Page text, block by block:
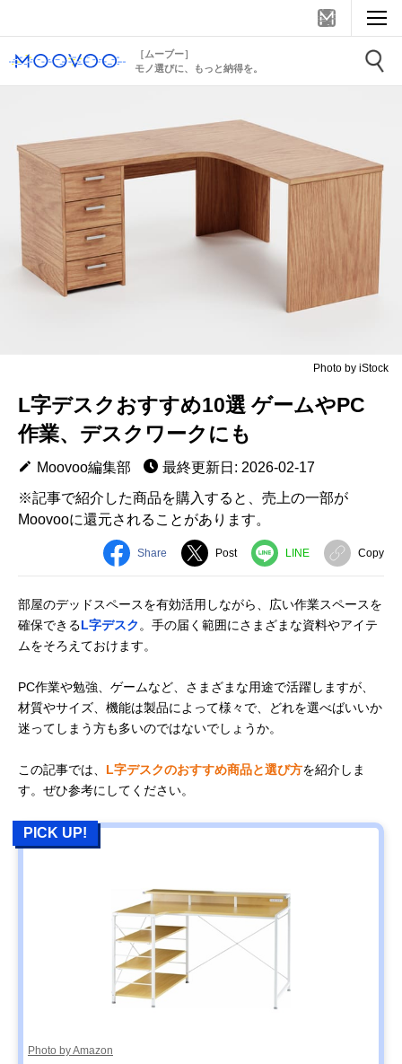
［ムーブー］
モノ選びに、もっと納得を。
Photo by iStock
L字デスクおすすめ10選 ゲームやPC
作業、デスクワークにも
Moovoo編集部
最終更新日: 2026-02-17
※記事で紹介した商品を購入すると、売上の一部が
Moovooに還元されることがあります。
Share Post LINE Copy
部屋のデッドスペースを有効活用しながら、広い作業スペースを
確保できるL字デスク 。手の届く範囲にさまざまな資料やアイテ
ムをそろえておけます。
PC作業や勉強、ゲームなど、さまざまな用途で活躍しますが、
材質やサイズ、機能は製品によって様々で、どれを選べばいいか
迷ってしまう方も多いのではないでしょうか。
この記事では、 L字デスクのおすすめ商品と選び方を紹介しま
す。ぜひ参考にしてください。
PICK UP!
Photo by Amazon